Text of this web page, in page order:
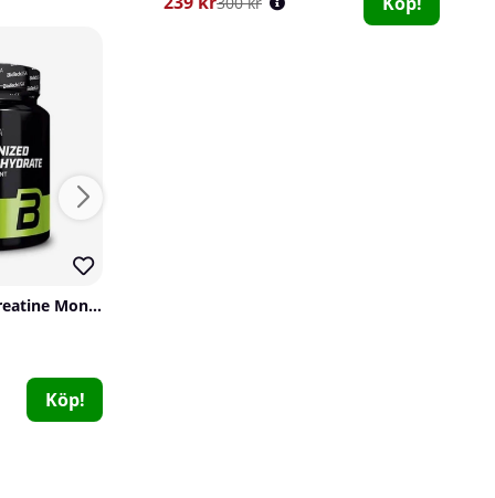
BioTechUSA 100% Creatine Monohydrate, 300 g
Köp!